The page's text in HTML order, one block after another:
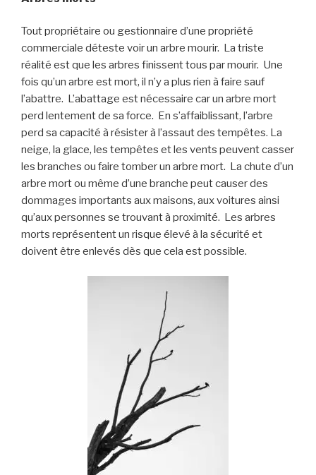
Tout propriétaire ou gestionnaire d’une propriété
commerciale déteste voir un arbre mourir. La triste
réalité est que les arbres finissent tous par mourir. Une
fois qu’un arbre est mort, il n’y a plus rien à faire sauf
l’abattre. L’abattage est nécessaire car un arbre mort
perd lentement de sa force. En s’affaiblissant, l’arbre
perd sa capacité à résister à l’assaut des tempêtes. La
neige, la glace, les tempêtes et les vents peuvent casser
les branches ou faire tomber un arbre mort. La chute d’un
arbre mort ou même d’une branche peut causer des
dommages importants aux maisons, aux voitures ainsi
qu’aux personnes se trouvant à proximité. Les arbres
morts représentent un risque élevé à la sécurité et
doivent être enlevés dès que cela est possible.